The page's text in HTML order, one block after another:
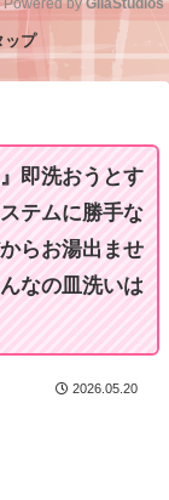
M
Powered by GliaStudios
ップ
即洗おうとす
テムに勝手な
らお湯出ませ
なの皿洗いは
2026.05.20